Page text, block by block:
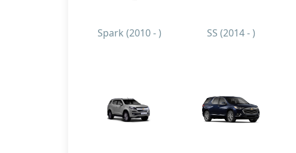
Spark (2010 - ) SS (2014 - )